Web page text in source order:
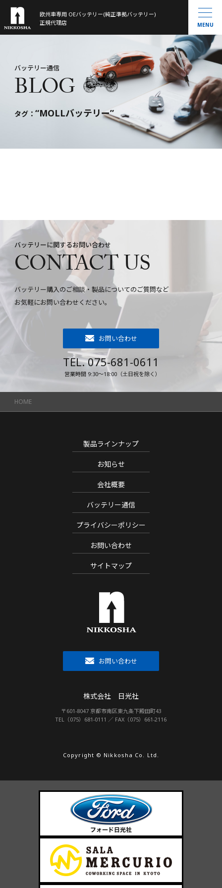
欧州車専用 OEバッテリー(純正準拠バッテリー)
正規代理店
製品ラインナップ
取扱製品一覧
MOLL
Banner
大型トラック／産業用・農機・建機用
会社概要
History
バッテリー通信
MENU
バッテリー通信
BLOG
タグ： “MOLLバッテリー”
バッテリーに関するお問い合わせ
CONTACT US
バッテリー購入のご相談・製品についてのご質問など
お気軽にお問い合わせください。
お問い合わせ
TEL. 075-681-0611
営業時間 9:30～18:00（土日祝を除く）
HOME
お問い合わせ
株式会社 日光社
〒601-8047 京都市南区東九条下殿田町43
TEL（075）681-0111 ／ FAX（075）661-2116
製品ラインナップ
お知らせ
会社概要
バッテリー通信
プライバシーポリシー
お問い合わせ
サイトマップ
Copyright © Nikkosha Co. Ltd.